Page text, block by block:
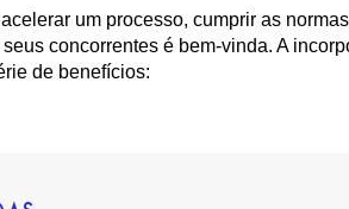
um processo, cumprir as
concorrentes é bem-vinda. A
de benefícios: